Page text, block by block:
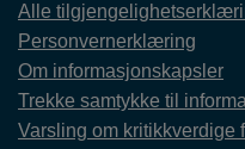
Alle
Personvernerklæring
Om informasjonskapsler
Trekke samtykke til
Varsling om kritikkverdige